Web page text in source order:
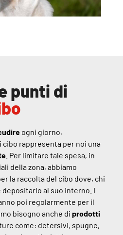
punti di
ogni giorno,
cibo rappresenta per noi una
. Per limitare tale spesa, in
della zona, abbiamo
la raccolta del cibo dove, chi
al suo interno. I
poi regolarmente per il
bisogno anche di prodotti
come: detersivi, spugne,